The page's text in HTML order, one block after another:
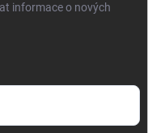
informace o nových